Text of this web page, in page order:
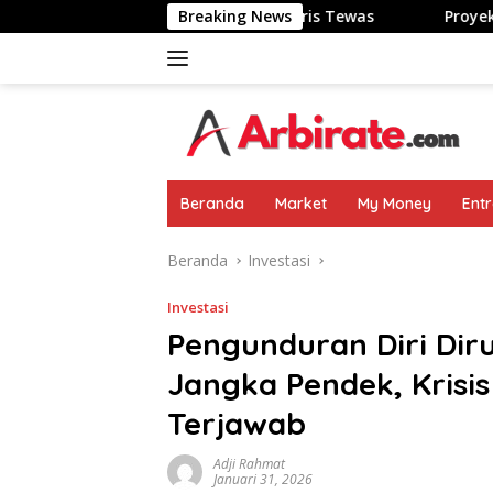
ke
Breaking News
Kulit Terbakar-Nyaris Tewas Proyek Koperasi
Beranda Market My Money
Beranda Investasi
Investasi
Pengunduran Diri
Jangka Pendek,
Terjawab
Adji Rahmat
Januari 31, 2026